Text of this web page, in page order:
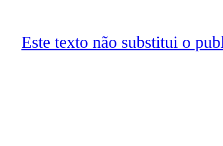
Este texto não substitui o